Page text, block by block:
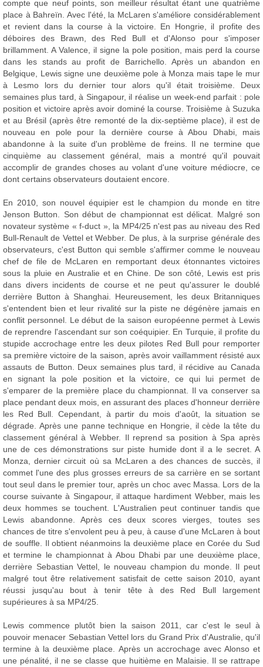
compte que neuf points, son meilleur résultat étant une quatrième
place à Bahreïn. Avec l'été, la McLaren s'améliore considérablement
et revient dans la course à la victoire. En Hongrie, il profite des
déboires des Brawn, des Red Bull et d'Alonso pour s'imposer
brillamment. A Valence, il signe la pole position, mais perd la course
dans les stands au profit de Barrichello. Après un abandon en
Belgique, Lewis signe une deuxième pole à Monza mais tape le mur
à Lesmo lors du dernier tour alors qu'il était troisième. Deux
semaines plus tard, à Singapour, il réalise un week-end parfait : pole
position et victoire après avoir dominé la course. Troisième à Suzuka
et au Brésil (après être remonté de la dix-septième place), il est de
nouveau en pole pour la dernière course à Abou Dhabi, mais
abandonne à la suite d'un problème de freins. Il ne termine que
cinquième au classement général, mais a montré qu'il pouvait
accomplir de grandes choses au volant d'une voiture médiocre, ce
dont certains observateurs doutaient encore.
En 2010, son nouvel équipier est le champion du monde en titre
Jenson Button. Son début de championnat est délicat. Malgré son
novateur système « f-duct », la MP4/25 n'est pas au niveau des Red
Bull-Renault de Vettel et Webber. De plus, à la surprise générale des
observateurs, c'est Button qui semble s'affirmer comme le nouveau
chef de file de McLaren en remportant deux étonnantes victoires
sous la pluie en Australie et en Chine. De son côté, Lewis est pris
dans divers incidents de course et ne peut qu'assurer le doublé
derrière Button à Shanghai. Heureusement, les deux Britanniques
s'entendent bien et leur rivalité sur la piste ne dégénère jamais en
conflit personnel. Le début de la saison européenne permet à Lewis
de reprendre l'ascendant sur son coéquipier. En Turquie, il profite du
stupide accrochage entre les deux pilotes Red Bull pour remporter
sa première victoire de la saison, après avoir vaillamment résisté aux
assauts de Button. Deux semaines plus tard, il récidive au Canada
en signant la pole position et la victoire, ce qui lui permet de
s'emparer de la première place du championnat. Il va conserver sa
place pendant deux mois, en assurant des places d'honneur derrière
les Red Bull. Cependant, à partir du mois d'août, la situation se
dégrade. Après une panne technique en Hongrie, il cède la tête du
classement général à Webber. Il reprend sa position à Spa après
une de ces démonstrations sur piste humide dont il a le secret. A
Monza, dernier circuit où sa McLaren a des chances de succès, il
commet l'une des plus grosses erreurs de sa carrière en se sortant
tout seul dans le premier tour, après un choc avec Massa. Lors de la
course suivante à Singapour, il attaque hardiment Webber, mais les
deux hommes se touchent. L'Australien peut continuer tandis que
Lewis abandonne. Après ces deux scores vierges, toutes ses
chances de titre s'envolent peu à peu, à cause d'une McLaren à bout
de souffle. Il obtient néanmoins la deuxième place en Corée du Sud
et termine le championnat à Abou Dhabi par une deuxième place,
derrière Sebastian Vettel, le nouveau champion du monde. Il peut
malgré tout être relativement satisfait de cette saison 2010, ayant
réussi jusqu'au bout à tenir tête à des Red Bull largement
supérieures à sa MP4/25.
Lewis commence plutôt bien la saison 2011, car c'est le seul à
pouvoir menacer Sebastian Vettel lors du Grand Prix d'Australie, qu'il
termine à la deuxième place. Après un accrochage avec Alonso et
une pénalité, il ne se classe que huitième en Malaisie. Il se rattrape